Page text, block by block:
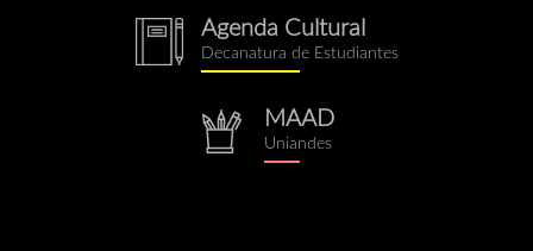
notebook.png
Agenda Cultural
Decanatura de Estudiantes
repositorio.png
MAAD
Uniandes